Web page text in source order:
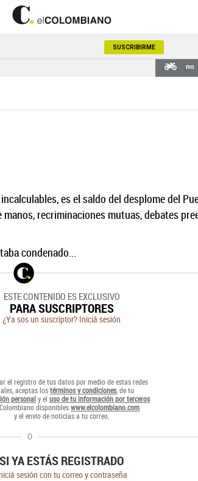
SUSCRIBIRME
no
es el saldo del desplome del
recriminaciones mutuas, debates
condenado...
ESTE CONTENIDO ES EXCLUSIVO
PARA SUSCRIPTORES
¿Ya sos un suscriptor? Iniciá sesión
el registro de tus datos por medio de estas redes
aceptas lostérminos y condiciones, de tu
personaly el uso de tu información por terceros
disponibleswww.elcolombiano.com
y el envío de noticias a tu correo.
O
SI YA ESTÁS REGISTRADO
sesión con tu correo y contraseña